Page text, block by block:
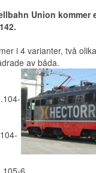
Union kommer
i 4 varianter, två
av båda.
6